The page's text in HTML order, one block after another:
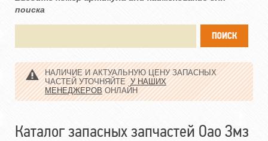
поиска
НАЛИЧИЕ И АКТУАЛЬНУЮ ЦЕНУ ЗАПАСНЫХ
ЧАСТЕЙ УТОЧНЯЙТЕУ НАШИХ
МЕНЕДЖЕРОВОНЛАЙН
Каталог запасных запчастей Оао Змз